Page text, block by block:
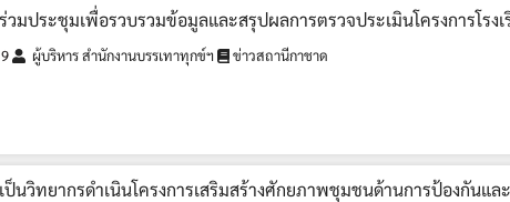
วมประชุมเพื่อรวบรวมข้อมูลและสรุปผลการตรวจประเมินโครงการโรง
9 ผู้บริหาร สำนักงานบรรเทาทุกข์ฯ ข่าวสถานีกาชาด
ป็นวิทยากรดำเนินโครงการเสริมสร้างศักยภาพชุมชนด้านการป้องกันแ